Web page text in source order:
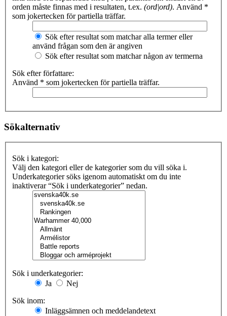
orden måste finnas med i resultaten, t.ex. (ord|ord). Använd *
som jokertecken för partiella träffar.
Sök efter resultat som matchar alla termer eller
använd frågan som den är angiven
Sök efter resultat som matchar någon av termerna
Sök efter författare:
Använd * som jokertecken för partiella träffar.
Sökalternativ
Sök i kategori:
Välj den kategori eller de kategorier som du vill söka i.
Underkategorier söks igenom automatiskt om du inte
inaktiverar “Sök i underkategorier” nedan.
Sök i underkategorier:
Ja
Nej
Sök inom:
Inläggsämnen och meddelandetext